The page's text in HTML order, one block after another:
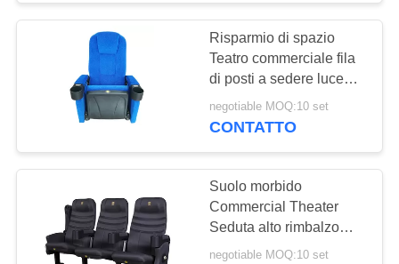
Risparmio di spazio
Teatro commerciale fila
di posti a sedere luce
laterale LED Comfort
garantito
negotiable MOQ:10 set
CONTATTO
Suolo morbido
Commercial Theater
Seduta alto rimbalzo
spumante a forma di
negotiable MOQ:10 set